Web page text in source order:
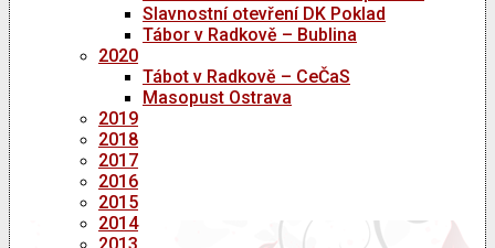
Slavnostní otevření DK Poklad
Tábor v Radkově – Bublina
2020
Tábot v Radkově – CeČaS
Masopust Ostrava
2019
2018
2017
2016
2015
2014